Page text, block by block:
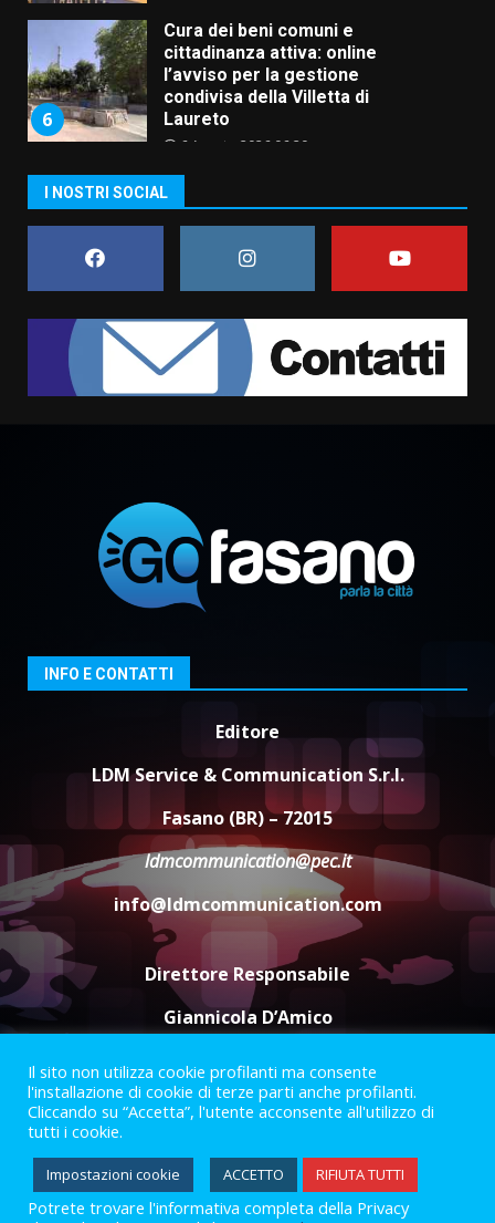
6
Cura dei beni comuni e
cittadinanza attiva: online
l’avviso per la gestione
condivisa della Villetta di
Laureto
6 Agosto 2026 06:20
assoluta de “L’Albergo
Belvedere. Il rapimento”
6 Agosto 2026 06:15
1
Rivoluzione”: nuovo
appuntamento con “Fasano in
Banda”
campionato di calcio”
7 Agosto 2026 06:00
3
Fasanese ferito a colpi di arma
6 Agosto 2026 18:13
Carta d’identità: continua il piano
di aperture straordinarie del
Comune di Fasano
6 Agosto 2026 14:16
Grazia Neglia, coordinatrice
cittadina di Fratelli d’Italia,
pronta a tornare in Consiglio
comunale
6 Agosto 2026 08:00
I NOSTRI SOCIAL
INFO E CONTATTI
Editore
LDM Service & Communication S.r.l.
Fasano (BR) – 72015
ldmcommunication@pec.it
info@ldmcommunication.com
Direttore Responsabile
Giannicola D’Amico
Termini e Condizioni
Privacy Policy
Informazioni Legali
Facebook
Instagram
Youtube
2023 © Gofasano|Powered byCreativestudio
Il sito non utilizza cookie profilanti ma consente
l'installazione di cookie di terze parti anche profilanti.
Cliccando su “Accetta”, l'utente acconsente all'utilizzo di
tutti i cookie.
Impostazioni cookie ACCETTO RIFIUTA TUTTI
Potrete trovare l'informativa completa della Privacy